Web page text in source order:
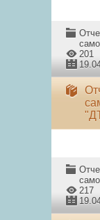
201
217